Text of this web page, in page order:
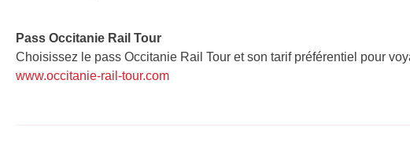
Pass Occitanie Rail Tour​
Choisissez le pass Occitanie Rail Tour et son tarif préférentiel pour
www.occitanie-rail-tour.com